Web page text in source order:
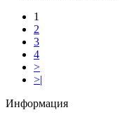
1
2
3
4
>
>|
Информация